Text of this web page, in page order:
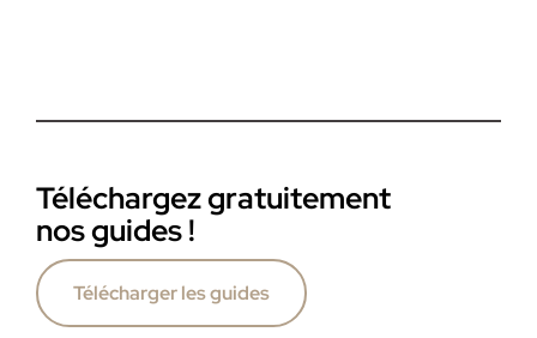
Téléchargez gratuitement
nos guides !
Télécharger les guides